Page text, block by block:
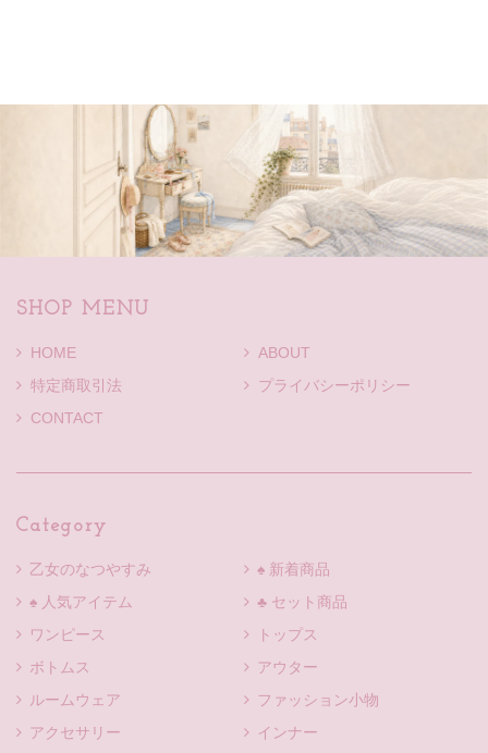
SHOP MENU
HOME
ABOUT
特定商取引法
プライバシーポリシー
CONTACT
Category
乙女のなつやすみ
♠ 新着商品
♠ 人気アイテム
♣ セット商品
ワンピース
トップス
ボトムス
アウター
ルームウェア
ファッション小物
アクセサリー
インナー